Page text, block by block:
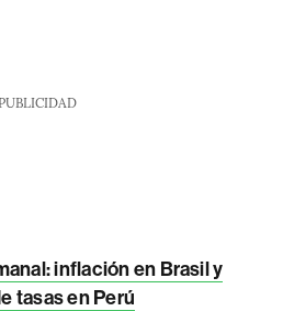
inflación en Brasil y
tasas en Perú